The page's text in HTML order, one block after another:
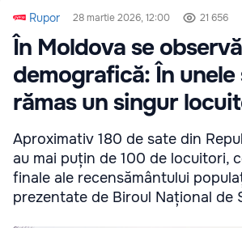
Rupor 28 martie 2026, 12:00 21 656
În Moldova se
demografică: În unele
rămas un singur
Aproximativ 180 de sate din
au mai puțin de 100 de locuitori,
finale ale recensământului
prezentate de Biroul Național de